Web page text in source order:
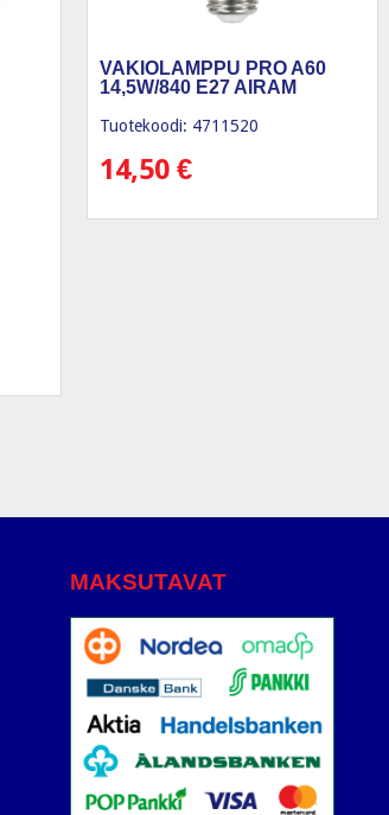
VAKIOLAMPPU PRO A60
14,5W/840 E27 AIRAM
Tuotekoodi: 4711520
14,50 €
MAKSUTAVAT